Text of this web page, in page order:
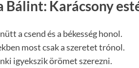
Bálint: Karácsony
a csend és a békesség honol.
most csak a szeretet trónol.
igyekszik örömet szerezni.